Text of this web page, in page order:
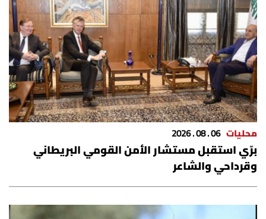
محليات 06 . 08 . 2026
برّي استقبل مستشار الأمن القومي البريطاني
وقرداحي والشاعر